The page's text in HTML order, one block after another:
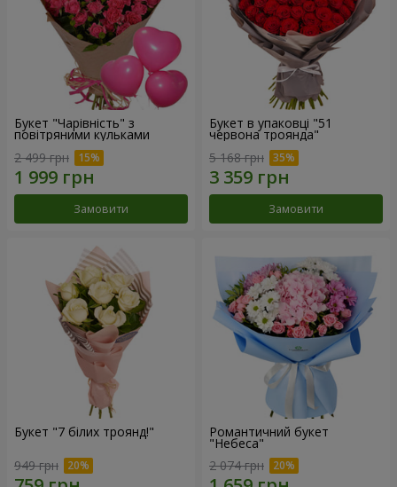
Букет "Чарівність" з
повітряними кульками
2 499 грн
Замовити
Букет в упаковці "51
червона троянда"
5 168 грн
Замовити
Букет "7 білих троянд!"
949 грн
Романтичний букет
"Небеса"
2 074 грн